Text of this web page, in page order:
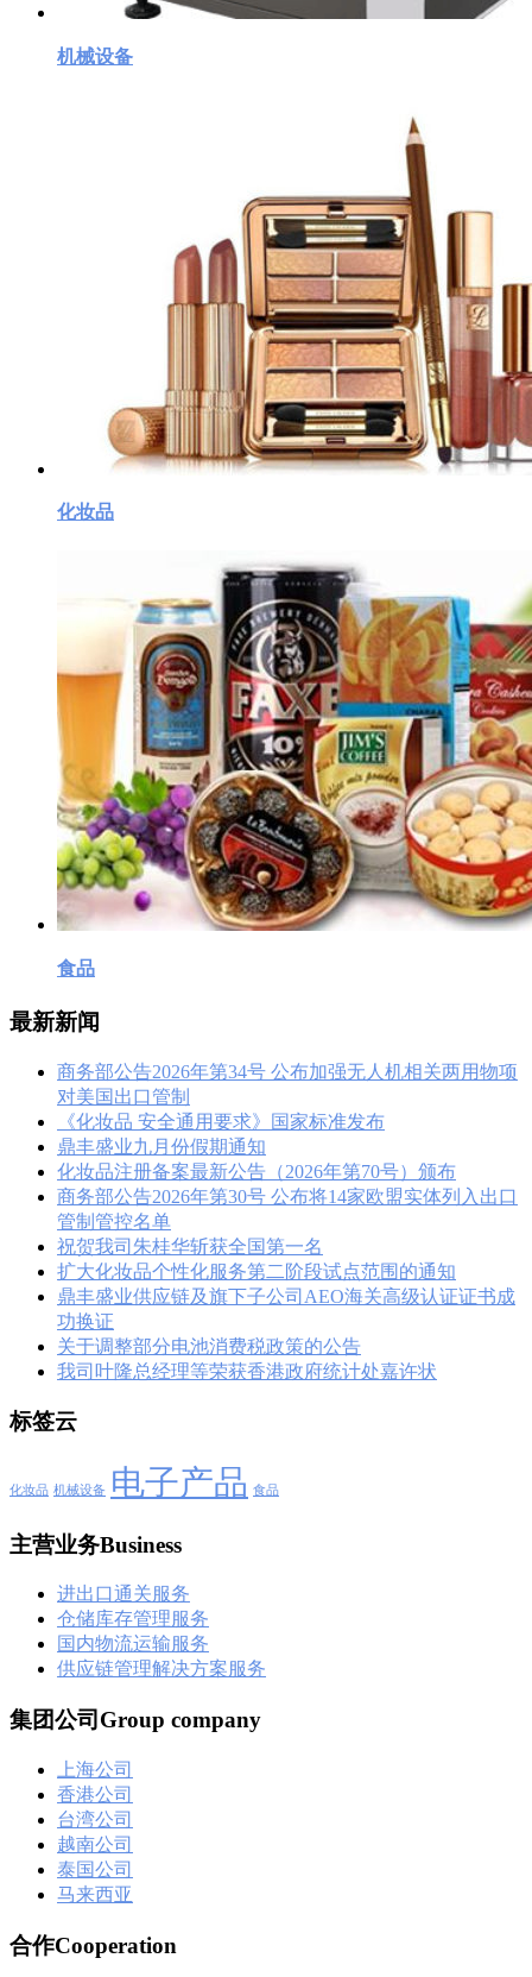
机械设备
化妆品
食品
最新新闻
商务部公告2026年第34号 公布加强无人机相关两用物项
对美国出口管制
《化妆品 安全通用要求》国家标准发布
鼎丰盛业九月份假期通知
化妆品注册备案最新公告（2026年第70号）颁布
商务部公告2026年第30号 公布将14家欧盟实体列入出口
管制管控名单
祝贺我司朱桂华斩获全国第一名
扩大化妆品个性化服务第二阶段试点范围的通知
鼎丰盛业供应链及旗下子公司AEO海关高级认证证书成
功换证
关于调整部分电池消费税政策的公告
我司叶隆总经理等荣获香港政府统计处嘉许状
标签云
化妆品 机械设备 电子产品 食品
主营业务Business
进出口通关服务
仓储库存管理服务
国内物流运输服务
供应链管理解决方案服务
集团公司Group company
上海公司
香港公司
台湾公司
越南公司
泰国公司
马来西亚
合作Cooperation